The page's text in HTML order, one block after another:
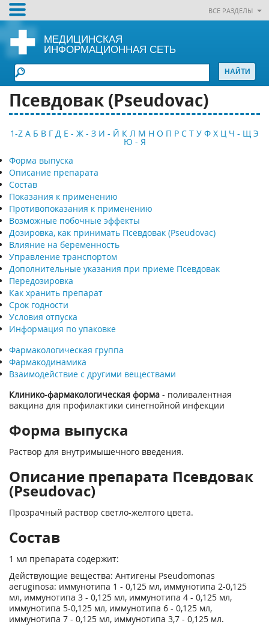
ВСЕ РАЗДЕЛЫ
МЕДИЦИНСКАЯ
ИНФОРМАЦИОННАЯ СЕТЬ
Псевдовак (Pseudovac)
1-Z А Б В Г Д Е - Ж - З И - Й К Л М Н О П Р С Т У Ф Х Ц Ч - Щ Э
Ю - Я
Форма выпуска
Описание препарата
Состав
Показания к применению
Противопоказания к применению
Возможные побочные эффекты
Дозировка, как принимать Псевдовак (Pseudovac)
Влияние на беременность
Управление транспортом
Дополнительные указания при приеме Псевдовак
Передозировка
Как хранить препарат
Срок годности
Условия отпуска
Информация по упаковке
Фармакологическая группа
Фармакодинамика
Взаимодействие с другими веществами
Клинико-фармакологическая форма - поливалентная
вакцина для профилактики синегнойной инфекции
Форма выпуска
Раствор для внутримышечного введения.
Описание препарата Псевдовак
(Pseudovac)
Прозрачный раствор светло-желтого цвета.
Состав
1 мл препарата содержит:
Действующие вещества: Антигены Pseudomonas
aeruginosa: иммунотипа 1 - 0,125 мл, иммунотипа 2-0,125
мл, иммунотипа 3 - 0,125 мл, иммунотипа 4 - 0,125 мл,
иммунотипа 5-0,125 мл, иммунотипа 6 - 0,125 мл,
иммунотипа 7 - 0,125 мл, иммунотипа 3,7 - 0,125 мл.